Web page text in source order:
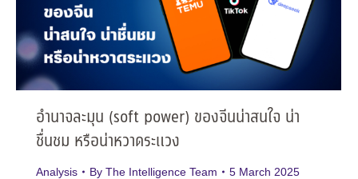
อำนาจละมุน (soft power) ของจีนน่าสนใจ น่า
ชื่นชม หรือน่าหวาดระแวง
Analysis By The Intelligence Team 5 March 2025